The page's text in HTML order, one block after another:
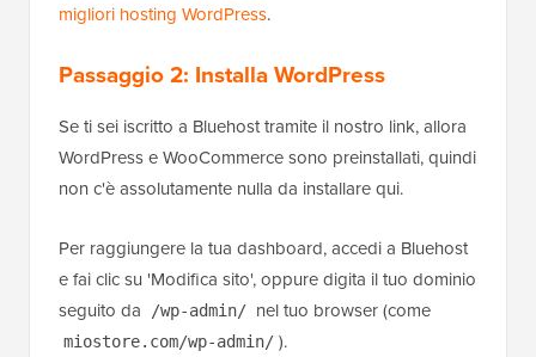
migliori hosting WordPress.
Passaggio 2: Installa WordPress
Se ti sei iscritto a Bluehost tramite il nostro link, allora
WordPress e WooCommerce sono preinstallati, quindi
non c'è assolutamente nulla da installare qui.
Per raggiungere la tua dashboard, accedi a Bluehost
e fai clic su 'Modifica sito', oppure digita il tuo dominio
seguito da
/wp-admin/ nel tuo browser (come
miostore.com/wp-admin/ ).